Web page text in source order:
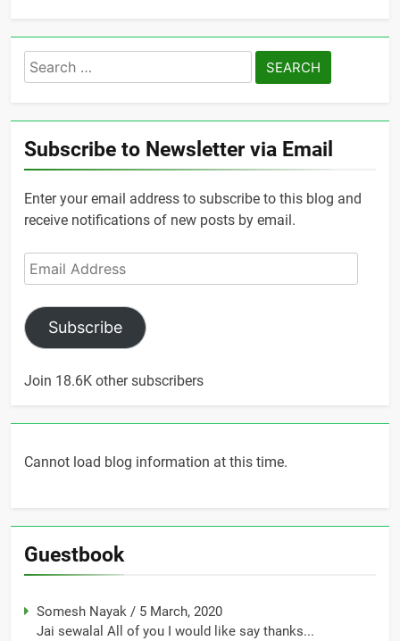
Search
for:
Subscribe to Newsletter via Email
Enter your email address to subscribe to this blog and
receive notifications of new posts by email.
Email
Address
Subscribe
Join 18.6K other subscribers
Cannot load blog information at this time.
Guestbook
Somesh Nayak / 5 March, 2020
Jai sewalal All of you I would like say thanks...